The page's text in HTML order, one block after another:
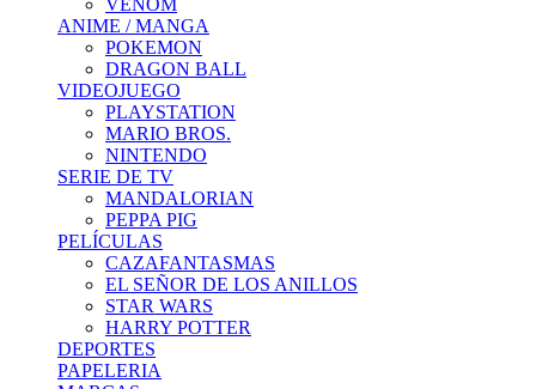
VENOM
ANIME / MANGA
POKEMON
DRAGON BALL
VIDEOJUEGO
PLAYSTATION
MARIO BROS.
NINTENDO
SERIE DE TV
MANDALORIAN
PEPPA PIG
PELÍCULAS
CAZAFANTASMAS
EL SEÑOR DE LOS ANILLOS
STAR WARS
HARRY POTTER
DEPORTES
PAPELERIA